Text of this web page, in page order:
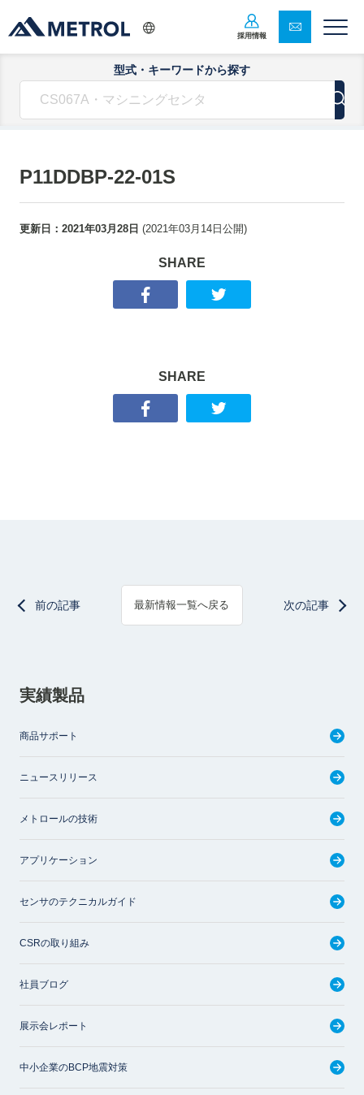
採用情報
型式・キーワードから探す
P11DDBP-22-01S
更新日： 2021年03月28日 (2021年03月14日 公開)
SHARE
SHARE
前の記事 最新情報一覧へ戻る 次の記事
実績製品
商品サポート
ニュースリリース
メトロールの技術
アプリケーション
センサのテクニカルガイド
CSRの取り組み
社員ブログ
展示会レポート
中小企業のBCP地震対策